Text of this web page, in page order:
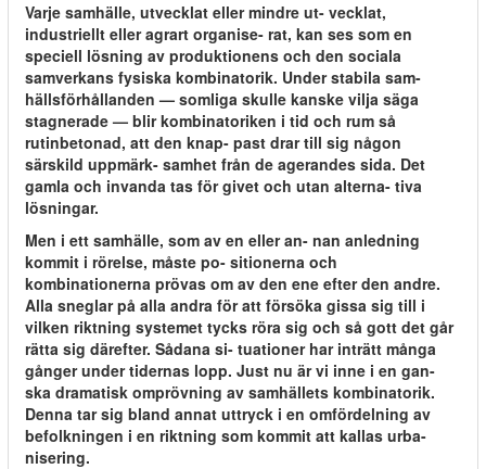
Varje samhälle, utvecklat eller mindre ut- vecklat,
industriellt eller agrart organise- rat, kan ses som en
speciell lösning av produktionens och den sociala
samverkans fysiska kombinatorik. Under stabila sam-
hällsförhållanden — somliga skulle kanske vilja säga
stagnerade — blir kombinatoriken i tid och rum så
rutinbetonad, att den knap- past drar till sig någon
särskild uppmärk- samhet från de agerandes sida. Det
gamla och invanda tas för givet och utan alterna- tiva
lösningar.
Men i ett samhälle, som av en eller an- nan anledning
kommit i rörelse, måste po- sitionerna och
kombinationerna prövas om av den ene efter den andre.
Alla sneglar på alla andra för att försöka gissa sig till i
vilken riktning systemet tycks röra sig och så gott det går
rätta sig därefter. Sådana si- tuationer har inträtt många
gånger under tidernas lopp. Just nu är vi inne i en gan-
ska dramatisk omprövning av samhällets kombinatorik.
Denna tar sig bland annat uttryck i en omfördelning av
befolkningen i en riktning som kommit att kallas urba-
nisering.